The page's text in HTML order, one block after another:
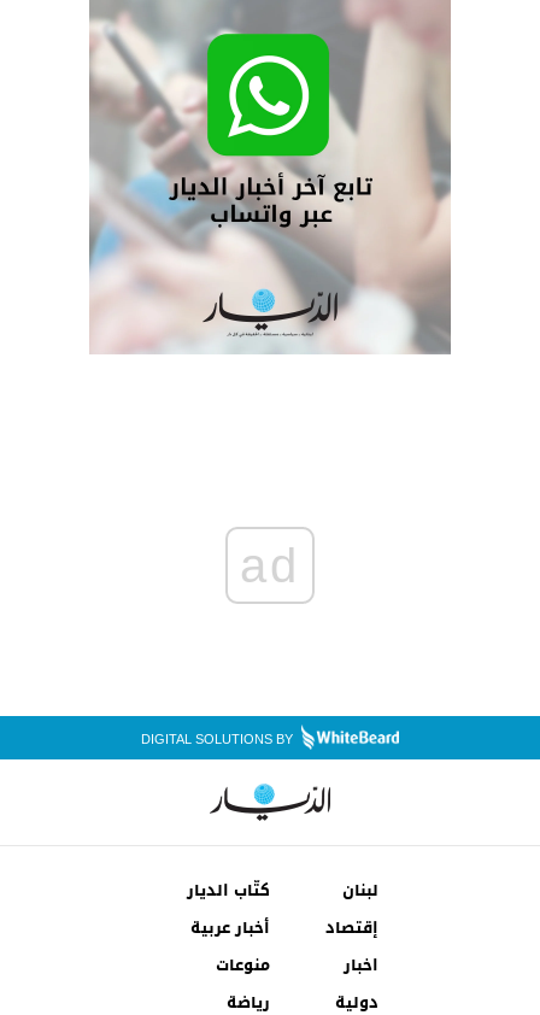
ad
DIGITAL SOLUTIONS BY
لبنان
كتّاب الديار
إقتصاد
أخبار عربية
اخبار
دولية
منوعات
رياضة